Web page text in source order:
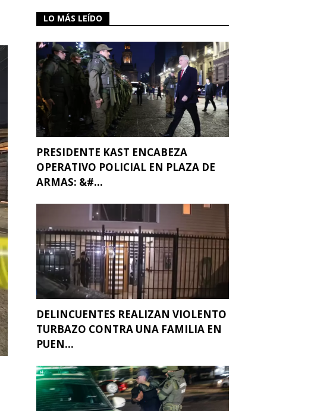
LO MÁS LEÍDO
PRESIDENTE KAST ENCABEZA
OPERATIVO POLICIAL EN PLAZA DE
ARMAS: &#...
DELINCUENTES REALIZAN VIOLENTO
TURBAZO CONTRA UNA FAMILIA EN
PUEN...